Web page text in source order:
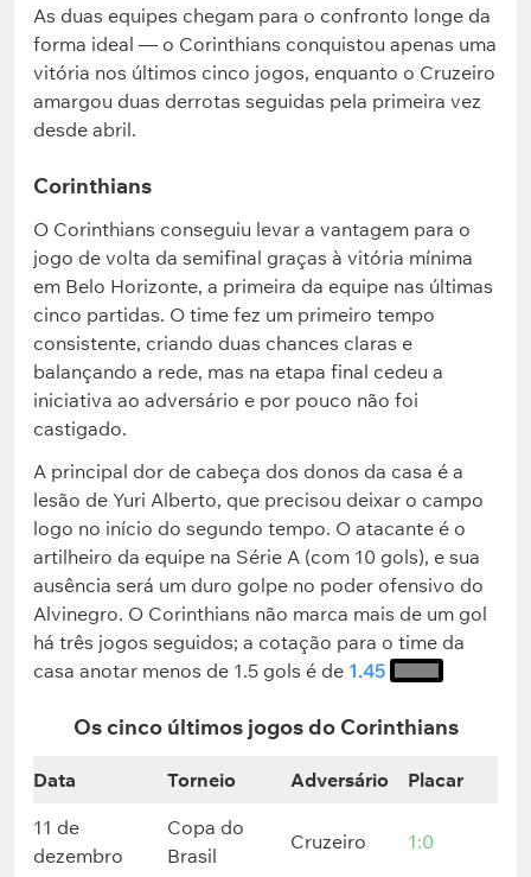
As duas equipes chegam para o confronto longe da
forma ideal — o Corinthians conquistou apenas uma
vitória nos últimos cinco jogos, enquanto o Cruzeiro
amargou duas derrotas seguidas pela primeira vez
desde abril.
Corinthians
O Corinthians conseguiu levar a vantagem para o
jogo de volta da semifinal graças à vitória mínima
em Belo Horizonte, a primeira da equipe nas últimas
cinco partidas. O time fez um primeiro tempo
consistente, criando duas chances claras e
balançando a rede, mas na etapa final cedeu a
iniciativa ao adversário e por pouco não foi
castigado.
A principal dor de cabeça dos donos da casa é a
lesão de Yuri Alberto, que precisou deixar o campo
logo no início do segundo tempo. O atacante é o
artilheiro da equipe na Série A (com 10 gols), e sua
ausência será um duro golpe no poder ofensivo do
Alvinegro. O Corinthians não marca mais de um gol
há três jogos seguidos; a cotação para o time da
casa anotar menos de 1.5 gols é de 1.45
Os cinco últimos jogos do Corinthians
Data Torneio Adversário
Placar
11 de
dezembro
Copa do
Brasil
Cruzeiro 1:0